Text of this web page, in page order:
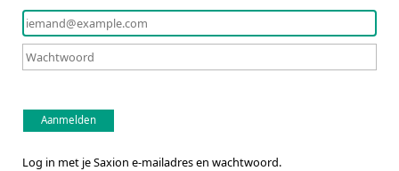
Aanmelden
Log in met je Saxion e-mailadres en wachtwoord.